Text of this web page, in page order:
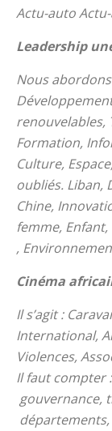
Actu-auto
Leadership
Nous
renouvelables,
Formation,
Culture,
oubliés. Liban,
Chine,
femme,
,
Cinéma
Il s’agit :
International,
Violences,
Il faut compter
gouvernance,